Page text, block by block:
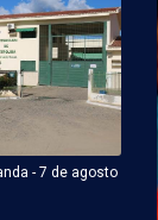
- 7 de agosto